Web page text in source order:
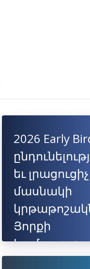
2026 Early
եւ լրացուցիչ
մասնակի
Յորքի